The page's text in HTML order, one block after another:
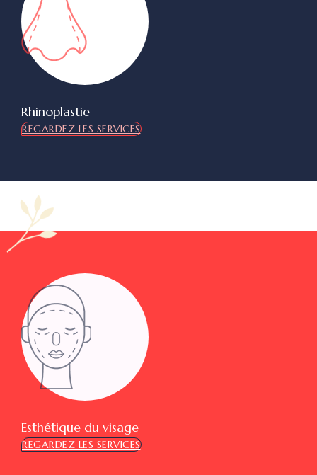
Rhinoplastie
REGARDEZ LES SERVICES
Esthétique du visage
REGARDEZ LES SERVICES